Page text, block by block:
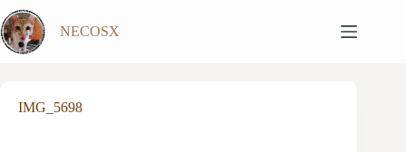
跳
至
主
NECOSX
IMG_5698